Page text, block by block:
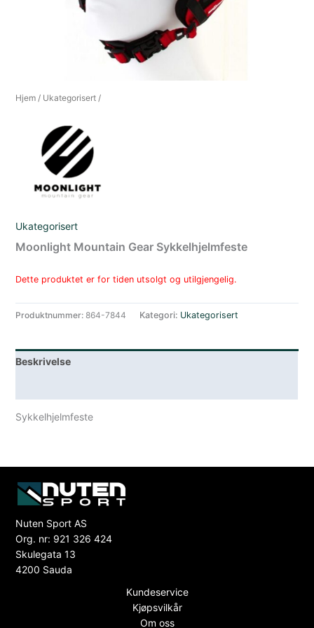
Hjem / Ukategorisert /
Ukategorisert
Moonlight Mountain Gear Sykkelhjelmfeste
Dette produktet er for tiden utsolgt og utilgjengelig.
Produktnummer:864-7844 Kategori: Ukategorisert
Beskrivelse
Sykkelhjelmfeste
Nuten Sport AS
Org. nr: 921 326 424
Skulegata 13
4200 Sauda
Kundeservice
Kjøpsvilkår
Om oss